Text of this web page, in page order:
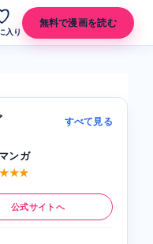
入り
無料で漫画を読む
すべて見る
ンガ
公式サイトへ